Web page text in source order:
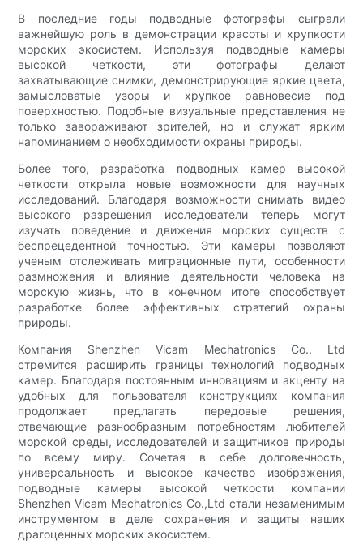
В последние годы подводные фотографы сыграли
важнейшую роль в демонстрации красоты и хрупкости
морских экосистем. Используя подводные камеры
высокой четкости, эти фотографы делают
захватывающие снимки, демонстрирующие яркие цвета,
замысловатые узоры и хрупкое равновесие под
поверхностью. Подобные визуальные представления не
только завораживают зрителей, но и служат ярким
напоминанием о необходимости охраны природы.
Более того, разработка подводных камер высокой
четкости открыла новые возможности для научных
исследований. Благодаря возможности снимать видео
высокого разрешения исследователи теперь могут
изучать поведение и движения морских существ с
беспрецедентной точностью. Эти камеры позволяют
ученым отслеживать миграционные пути, особенности
размножения и влияние деятельности человека на
морскую жизнь, что в конечном итоге способствует
разработке более эффективных стратегий охраны
природы.
Компания Shenzhen Vicam Mechatronics Co., Ltd
стремится расширить границы технологий подводных
камер. Благодаря постоянным инновациям и акценту на
удобных для пользователя конструкциях компания
продолжает предлагать передовые решения,
отвечающие разнообразным потребностям любителей
морской среды, исследователей и защитников природы
по всему миру. Сочетая в себе долговечность,
универсальность и высокое качество изображения,
подводные камеры высокой четкости компании
Shenzhen Vicam Mechatronics Co.,Ltd стали незаменимым
инструментом в деле сохранения и защиты наших
драгоценных морских экосистем.